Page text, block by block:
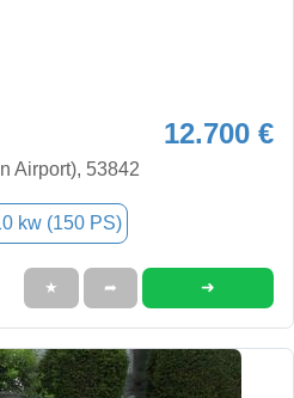
12.700 €
Airport), 53842
kw (150 PS)
★ ➦ ➜